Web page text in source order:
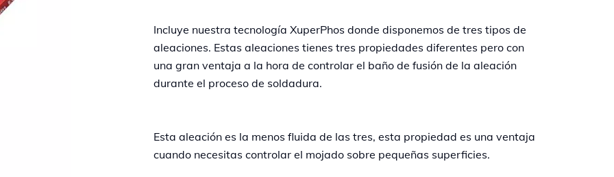
Incluye nuestra tecnología XuperPhos donde disponemos de tres tipos de
aleaciones. Estas aleaciones tienes tres propiedades diferentes pero con
una gran ventaja a la hora de controlar el baño de fusión de la aleación
durante el proceso de soldadura.
Esta aleación es la menos fluida de las tres, esta propiedad es una ventaja
cuando necesitas controlar el mojado sobre pequeñas superficies.